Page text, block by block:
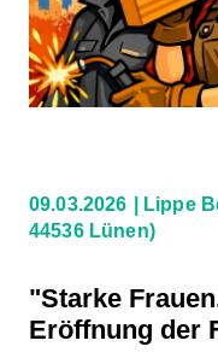
09.03.2026 Lippe
44536 Lünen)
"Starke
Eröffnung der